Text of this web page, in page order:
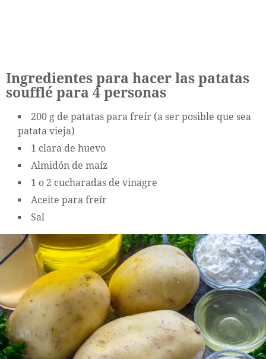
Ingredientes para hacer las patatas
soufflé para 4 personas
200 g de patatas para freír (a ser posible que sea
patata vieja)
1 clara de huevo
Almidón de maíz
1 o 2 cucharadas de vinagre
Aceite para freír
Sal